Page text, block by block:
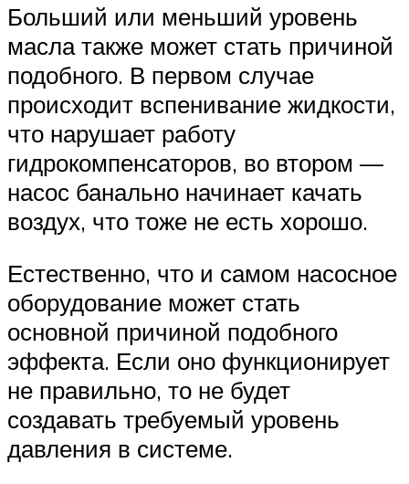
Больший или меньший уровень
масла также может стать причиной
подобного. В первом случае
происходит вспенивание жидкости,
что нарушает работу
гидрокомпенсаторов, во втором —
насос банально начинает качать
воздух, что тоже не есть хорошо.
Естественно, что и самом насосное
оборудование может стать
основной причиной подобного
эффекта. Если оно функционирует
не правильно, то не будет
создавать требуемый уровень
давления в системе.